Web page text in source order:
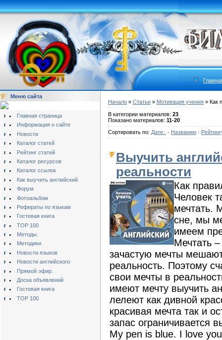
Меню сайта
Главная страница
Информация о сайте
Новости
Каталог статей
Рейтинг статей
Каталог ресурсов
Каталог ссылок
Как выучить английский
Форум
Фотоальбом
Рефераты по языкам
Гостевая книга
TOP 100
Методы.
Методики.
Новости языков
Новости английского
Прямой эфир.
Доска объявлений
Гостевая книга
TOP 100
Начало » Статьи » Мотивация учения » Как
В категории материалов: 23
Показано материалов: 11-20
Сортировать по: Дате · Названию ·
Выучить
реальности
Как
Человек
мечтать.
сне, мы
имеем
Мечтать
зачастую мечты
реальность. Поэтому
свои мечты в
имеют мечту выучить
лелеют как дивной
красивая мечта так и
запас ограничивается
My pen is blue. I love